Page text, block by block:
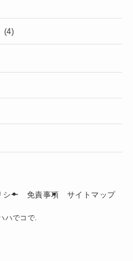
(4)
シー 免責事項 サイトマップ
ハでコで.